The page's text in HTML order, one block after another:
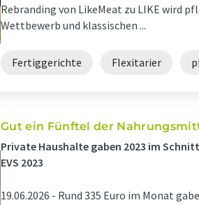
Rebranding von LikeMeat zu LIKE wird
Wettbewerb und klassischen ...
Fertiggerichte Flexitarier
Gut ein Fünftel der
Private Haushalte gaben 2023 im
EVS 2023
19.06.2026 - Rund 335 Euro im Monat